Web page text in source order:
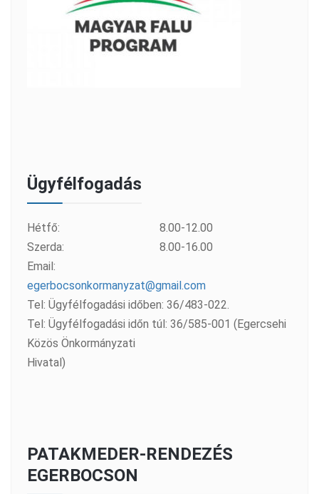
Ügyfélfogadás
Hétfő:
8.00-12.00
Szerda:
8.00-16.00
Email:
egerbocsonkormanyzat@gmail.com
Tel: Ügyfélfogadási időben: 36/483-022.
Tel: Ügyfélfogadási időn túl: 36/585-001 (Egercsehi
Közös Önkormányzati
Hivatal)
PATAKMEDER-RENDEZÉS
EGERBOCSON